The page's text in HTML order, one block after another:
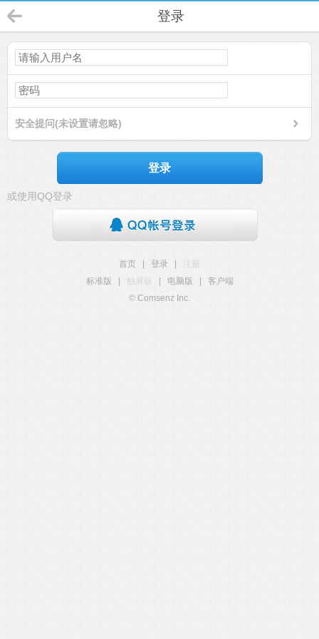
登录
安全提问(未设置请忽略)
登录
或使用QQ登录
首页 登录
注册
标准版
触屏版 电脑版
客户端
© Comsenz Inc.